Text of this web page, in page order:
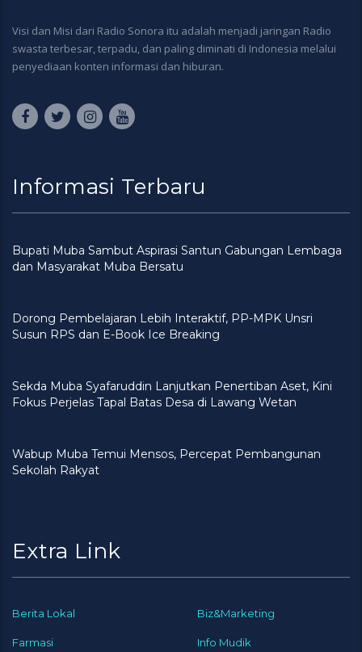
Visi dan Misi dari Radio Sonora itu adalah menjadi jaringan Radio
swasta terbesar, terpadu, dan paling diminati di Indonesia melalui
penyediaan konten informasi dan hiburan.
Informasi Terbaru
Bupati Muba Sambut Aspirasi Santun Gabungan Lembaga
dan Masyarakat Muba Bersatu
Dorong Pembelajaran Lebih Interaktif, PP-MPK Unsri
Susun RPS dan E-Book Ice Breaking
Sekda Muba Syafaruddin Lanjutkan Penertiban Aset, Kini
Fokus Perjelas Tapal Batas Desa di Lawang Wetan
Wabup Muba Temui Mensos, Percepat Pembangunan
Sekolah Rakyat
Extra Link
Berita Lokal Biz&Marketing
Farmasi Info Mudik